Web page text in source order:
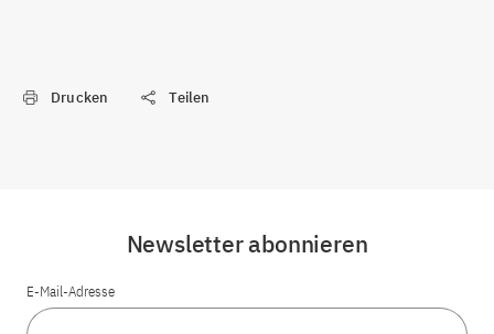
Drucken Teilen
Newsletter abonnieren
E-Mail-Adresse